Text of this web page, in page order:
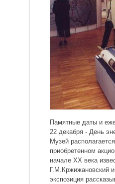
Памятные даты и
22 декабря - День
Музей
приобретенном
начале XX века
Г.М.Кржижановский
экспозиция